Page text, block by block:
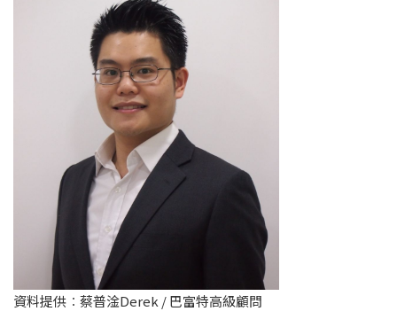
資料提供︰蔡普淦Derek / 巴富特高級顧問